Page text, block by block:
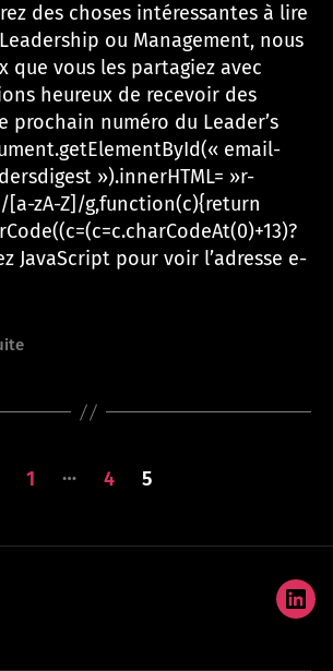
des choses intéressantes à lire
ou Management, nous
que vous les partagiez avec
heureux de recevoir des
prochain numéro du Leader’s
email-
»).innerHTML= »r-
[a-zA-Z]/g,function(c){return
JavaScript pour voir l’adresse e-
1 … 4 5